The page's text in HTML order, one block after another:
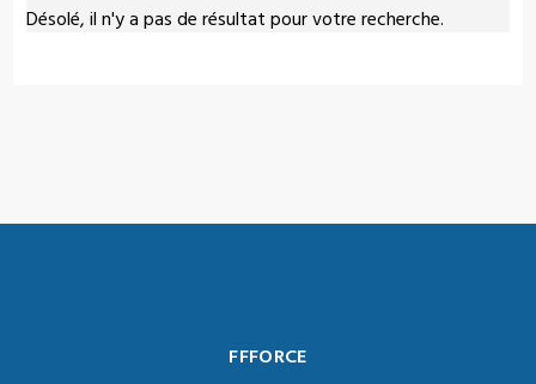
Désolé, il n'y a pas de résultat pour votre recherche.
FFFORCE